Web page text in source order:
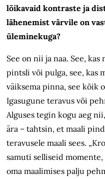
lõikavaid kontraste ja
lähenemist värvile on
üleminekuga?
See on nii ja naa. See,
pintsli või pulga, see, kas
väiksema pinna, see kõik
Igasugune teravus või
Alguses tegin kogu aeg
ära – tahtsin, et maali
teravusele maali sees.
samuti selliseid
oma maalimises palju